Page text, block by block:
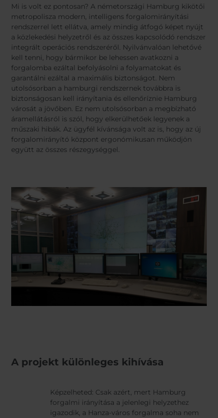
Jamaica
Latvia
Moldavia
Norway
Slovenia
Spain
Switzerland
Kosovo
United States of
America
Other
world
Mi is volt ez pontosan? A németországi Hamburg kikötői
metropolisza modern, intelligens forgalomirányítási
rendszerrel lett ellátva, amely mindig átfogó képet nyújt
a közlekedési helyzetről és az összes kapcsolódó rendszer
integrált operációs rendszeréről. Nyilvánvalóan lehetővé
kell tenni, hogy bármikor be lehessen avatkozni a
forgalomba ezáltal befolyásolni a folyamatokat és
garantálni ezáltal a maximális biztonságot. Nem
utolsósorban a hamburgi rendszernek továbbra is
biztonságosan kell irányítania és ellenőríznie Hamburg
városát a jövőben. Ez nem utolsósorban a megbízható
áramellátásról is szól, hogy elkerülhetőek legyenek a
műszaki hibák. Az ügyfél kívánsága volt az is, hogy az új
forgalomirányító központ ergonómikusan működjön
együtt az összes részegységgel.
A projekt különleges kihívása
Képzelheted: Csak azért, mert Hamburg
forgalmi irányítása a jelenlegi helyzethez
igazodik, a Hanza-város forgalma soha nem